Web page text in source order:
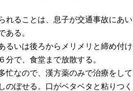
れることは、息子が交通事故にあ
ある。
るいは後ろからメリメリと締め付け
分で、食堂まで放散する。
忙なので、漢方薬のみで治療をして
のぼせる。口がベタベタと粘りつく